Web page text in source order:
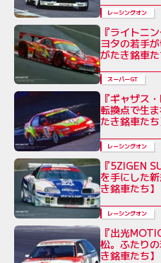
レーシングオン
『ライトニ
ヨタの若手
がたき銘車た
スーパーGT
『ギャザス
転換点で生
たき銘車たち
レーシングオン
『5ZIGEN
を手にした
き銘車たち】
レーシングオン
『出光
松。ふたり
き銘車たち】